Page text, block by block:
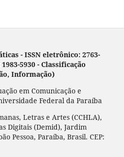
- ISSN eletrônico: 2763-
5930 - Classificação
Informação)
em Comunicação e
Federal da Paraíba
Letras e Artes (CCHLA),
Digitais (Demid), Jardim
Pessoa, Paraíba, Brasil. CEP: